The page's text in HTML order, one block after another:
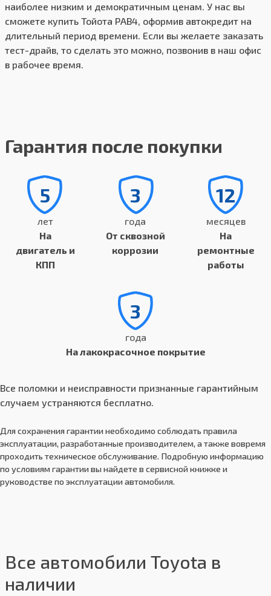
наиболее низким и демократичным ценам. У нас вы
сможете купить Тойота РАВ4, оформив автокредит на
длительный период времени. Если вы желаете заказать
тест-драйв, то сделать это можно, позвонив в наш офис
в рабочее время.
Гарантия после покупки
5
лет
На
двигатель и
КПП
3
года
От сквозной
коррозии
12
месяцев
На
ремонтные
работы
3
года
На лакокрасочное покрытие
Все поломки и неисправности признанные гарантийным
случаем устраняются бесплатно.
Для сохранения гарантии необходимо соблюдать правила
эксплуатации, разработанные производителем, а также вовремя
проходить техническое обслуживание. Подробную информацию
по условиям гарантии вы найдете в сервисной книжке и
руководстве по эксплуатации автомобиля.
Все автомобили Toyota в
наличии